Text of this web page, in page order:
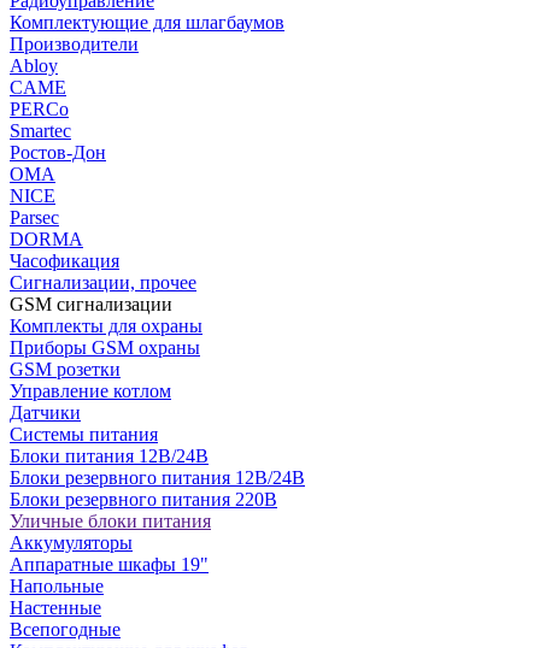
Комплектующие для шлагбаумов
Производители
Abloy
CAME
PERCo
Smartec
Ростов-Дон
ОМА
NICE
Parsec
DORMA
Часофикация
Сигнализации, прочее
GSM сигнализации
Комплекты для охраны
Приборы GSM охраны
GSM розетки
Управление котлом
Датчики
Системы питания
Блоки питания 12В/24В
Блоки резервного питания 12В/24В
Блоки резервного питания 220В
Уличные блоки питания
Аккумуляторы
Аппаратные шкафы 19"
Напольные
Настенные
Всепогодные